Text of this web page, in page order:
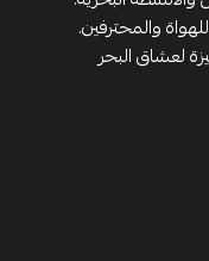
والمحترفين.
لعشاق البحر